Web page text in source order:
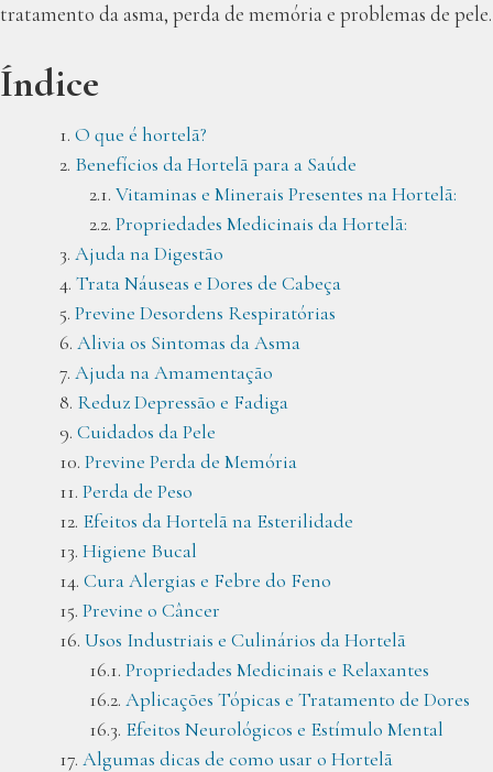
tratamento da asma, perda de memória e problemas de pele.
Índice
O que é hortelã?
Benefícios da Hortelã para a Saúde
Vitaminas e Minerais Presentes na Hortelã:
Propriedades Medicinais da Hortelã:
Ajuda na Digestão
Trata Náuseas e Dores de Cabeça
Previne Desordens Respiratórias
Alivia os Sintomas da Asma
Ajuda na Amamentação
Reduz Depressão e Fadiga
Cuidados da Pele
Previne Perda de Memória
Perda de Peso
Efeitos da Hortelã na Esterilidade
Higiene Bucal
Cura Alergias e Febre do Feno
Previne o Câncer
Usos Industriais e Culinários da Hortelã
Propriedades Medicinais e Relaxantes
Aplicações Tópicas e Tratamento de Dores
Efeitos Neurológicos e Estímulo Mental
Algumas dicas de como usar o Hortelã